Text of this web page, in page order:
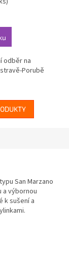
odběr na
Porubě
San Marzano
a výbornou
k sušení a